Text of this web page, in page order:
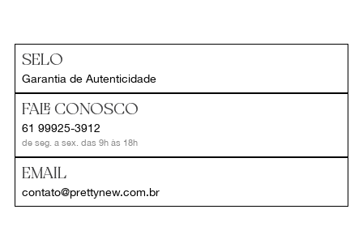
SELO
Garantia de Autenticidade
FALE CONOSCO
61 99925-3912
de seg. a sex. das 9h às 18h
EMAIL
contato@prettynew.com.br